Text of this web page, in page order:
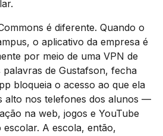
é diferente. Quando o
o aplicativo da empresa é
por meio de uma VPN de
de Gustafson, fecha
bloqueia o acesso ao que ela
alto nos telefones dos alunos —
na web, jogos e YouTube
A escola, então,